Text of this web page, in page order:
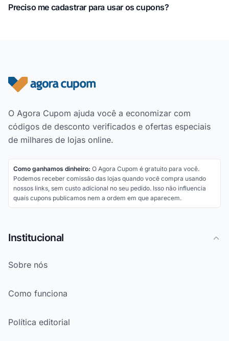
Preciso me cadastrar para usar os cupons?
Rodapé do site
O Agora Cupom ajuda você a economizar com
códigos de desconto verificados e ofertas especiais
de milhares de lojas online.
Como ganhamos dinheiro: O Agora Cupom é gratuito para você.
Podemos receber comissão das lojas quando você compra usando
nossos links, sem custo adicional no seu pedido. Isso não influencia
quais cupons publicamos nem a ordem em que aparecem.
Institucional
Sobre nós
Como funciona
Política editorial